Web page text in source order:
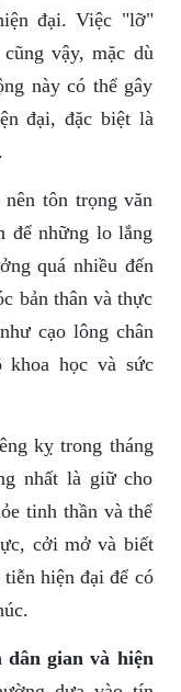
đại. Việc "lỡ"
vậy, mặc dù
này có thể gây
đại, đặc biệt là
tôn trọng văn
để những lo lắng
quá nhiều đến
bản thân và thực
cạo lông chân
khoa học và sức
kỵ trong tháng
nhất là giữ cho
tinh thần và thể
cởi mở và biết
hiện đại để có
dân gian và hiện